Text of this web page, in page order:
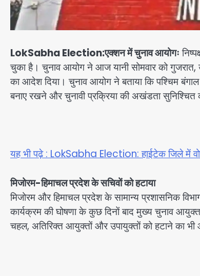
LokSabha Election:एक्शन में चुनाव आयोगः
चुका है। चुनाव आयोग ने आज यानी सोमवार को गुजरात,
का आदेश दिया। चुनाव आयोग ने बताया कि पश्चिम
बनाए रखने और चुनावी प्रक्रिया की अखंडता
यह भी पढ़े : LokSabha Election: हाईटेक जिले में
मिजोरम-हिमाचल प्रदेश के सचिवों को हटाया
मिजोरम और हिमाचल प्रदेश के सामान्य प्रशासनिक
कार्यक्रम की घोषणा के कुछ दिनों बाद मुख्य चुनाव
चहल, अतिरिक्त आयुक्तों और उपायुक्तों को हटाने का भी